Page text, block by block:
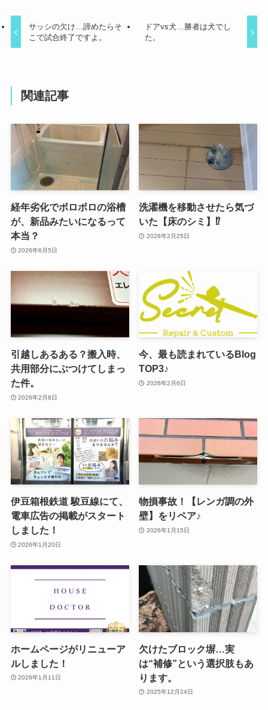
サッシの欠け…諦めたらそ
こで試合終了ですよ。
ドアvs犬…勝者は犬でし
た。
関連記事
経年劣化でボロボロの浴槽
が、新品みたいになるって
本当？
2026年6月5日
洗濯機を移動させたら気づ
いた【床のシミ】⁉︎
2026年2月25日
引越しあるある？搬入時、
共用部分にぶつけてしまっ
た件。
2026年2月8日
今、最も読まれているBlog
TOP3♪
2026年2月6日
伊豆箱根鉄道 駿豆線にて、
電車広告の掲載がスタート
しました！
2026年1月20日
物損事故！【レンガ調の外
壁】をリペア♪
2026年1月15日
ホームページがリニューア
ルしました！
2026年1月11日
欠けたブロック塀…実
は“補修”という選択肢もあ
ります。
2025年12月24日